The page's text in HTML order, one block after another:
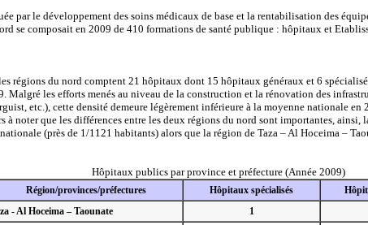
par le développement des soins médicaux de base et la rentabilisation des
se composait en 2009 de 410 formations de santé publique : hôpitaux et
régions du nord comptent 21 hôpitaux dont 15 hôpitaux généraux et 6
Malgré les efforts menés au niveau de la construction et la rénovation des
etc.), cette densité demeure légèrement inférieure à la moyenne nationale
à noter que les différences entre les deux régions du nord sont importantes, ainsi,
(près de 1/1121 habitants) alors que la région de Taza – Al Hoceima –
Hôpitaux publics par province et préfecture (Année 2009)
Région/provinces/préfectures Hôpitaux spécialisés
- Al Hoceima – Taounate
1